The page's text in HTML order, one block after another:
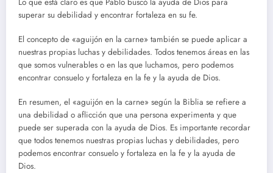
superar su debilidad y encontrar fortaleza en su fe.
El concepto de «aguijón en la carne» también se puede aplicar a
nuestras propias luchas y debilidades. Todos tenemos áreas en las
que somos vulnerables o en las que luchamos, pero podemos
encontrar consuelo y fortaleza en la fe y la ayuda de Dios.
En resumen, el «aguijón en la carne» según la Biblia se refiere a
una debilidad o aflicción que una persona experimenta y que
puede ser superada con la ayuda de Dios. Es importante recordar
que todos tenemos nuestras propias luchas y debilidades, pero
podemos encontrar consuelo y fortaleza en la fe y la ayuda de
Dios.